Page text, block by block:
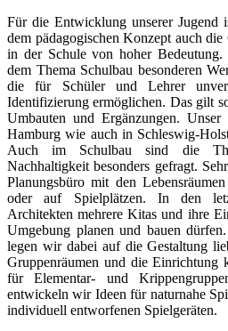
Für die Entwicklung unserer Jugend
dem pädagogischen Konzept auch
in der Schule von hoher
dem Thema Schulbau besonderen
die für Schüler und Lehrer
Identifizierung ermöglichen. Das gilt
Umbauten und Ergänzungen.
Hamburg wie auch in Schleswig-
Auch im Schulbau sind die
Nachhaltigkeit besonders gefragt.
Planungsbüro mit den
oder auf Spielplätzen. In den
Architekten mehrere Kitas und ihre
Umgebung planen und bauen
legen wir dabei auf die Gestaltung
Gruppenräumen und die Einrichtung
für Elementar- und
entwickeln wir Ideen für naturnahe
individuell entworfenen Spielgeräten.